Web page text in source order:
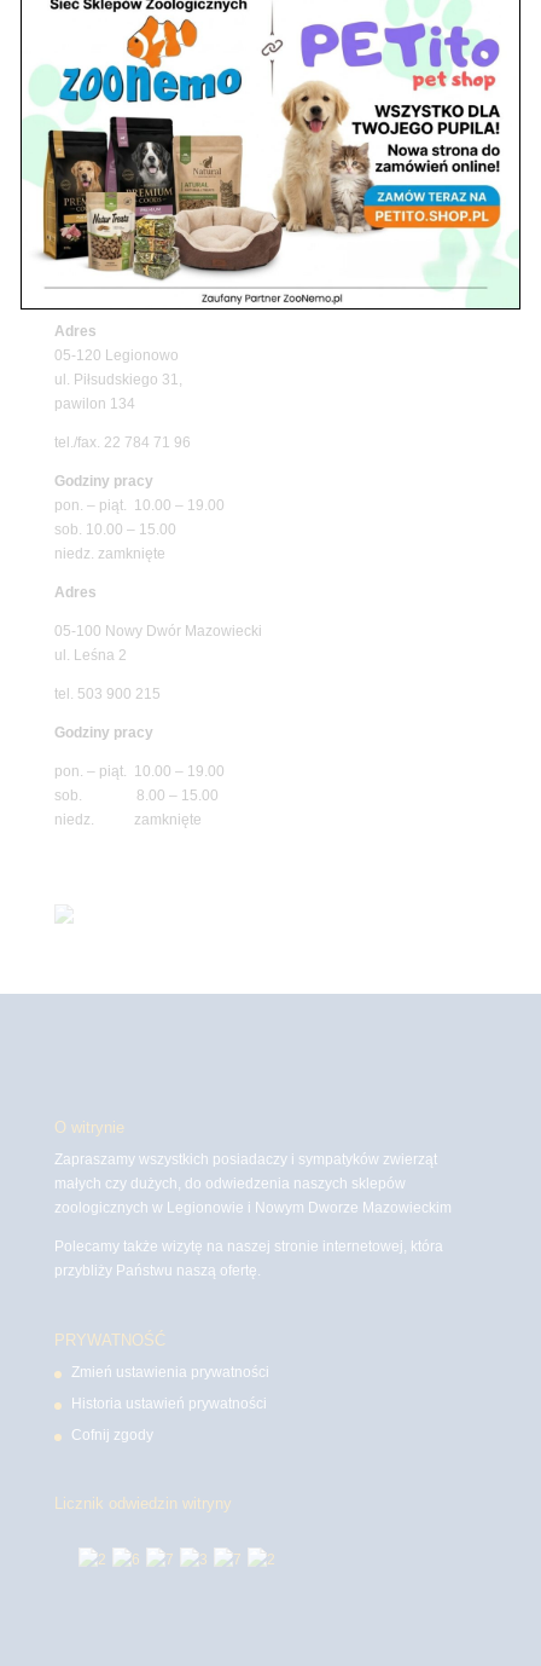
Z Życia Sklepu
rośliny akwariowe w ZooNemo – Legionowo i
Nowy Dwór Mazowiecki
Upały wracają! Zadbaj o komfort swojego pupila
z matami chłodzącymi ZooNemo
Z Życia Sklepu
Petito Pet Shop – Internetowy Sklep Zoologiczny
Online! Wszystko Dla Twojego Pupila | ZooNemo
Adres
05-120 Legionowo
ul. Piłsudskiego 31,
pawilon 134
tel./fax. 22 784 71 96
Godziny pracy
pon. – piąt. 10.00 – 19.00
sob. 10.00 – 15.00
niedz. zamknięte
Adres
05-100 Nowy Dwór Mazowiecki
ul. Leśna 2
tel. 503 900 215
Godziny pracy
pon. – piąt. 10.00 – 19.00
sob. 8.00 – 15.00
niedz. zamknięte
O witrynie
Zapraszamy wszystkich posiadaczy i sympatyków zwierząt
małych czy dużych, do odwiedzenia naszych sklepów
zoologicznych w Legionowie i Nowym Dworze Mazowieckim
Polecamy także wizytę na naszej stronie internetowej, która
przybliży Państwu naszą ofertę.
PRYWATNOŚĆ
Zmień ustawienia prywatności
Historia ustawień prywatności
Cofnij zgody
Licznik odwiedzin witryny